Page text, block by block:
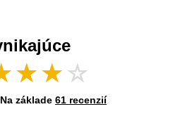
★★☆
Na základe 61 recenzií